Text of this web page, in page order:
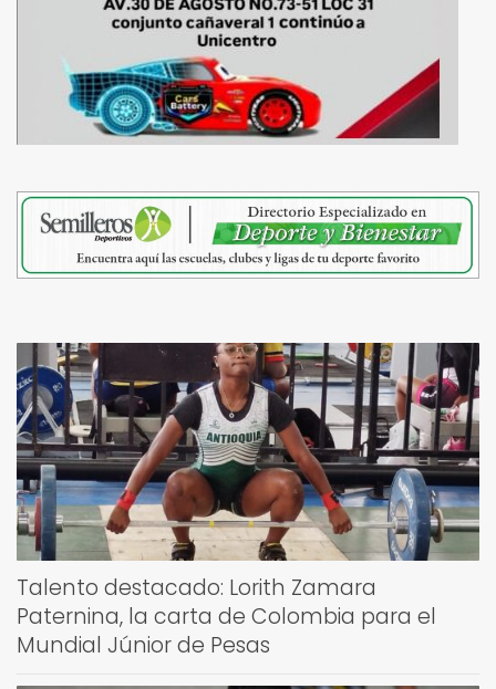
Talento destacado: Lorith Zamara
Paternina, la carta de Colombia para el
Mundial Júnior de Pesas